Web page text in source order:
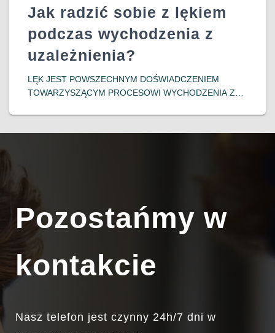
Jak radzić sobie z lękiem
podczas wychodzenia z
uzależnienia?
LĘK JEST POWSZECHNYM DOŚWIADCZENIEM
TOWARZYSZĄCYM PROCESOWI WYCHODZENIA Z
INTENSYWNYMI EMOCJAMI, TAKIMI JAK NIEPOKÓJ,
Pozostańmy w
kontakcie
Nasz telefon jest czynny 24h/7 dni w